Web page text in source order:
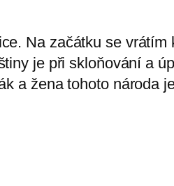
Na začátku se
je při skloňování a
a žena tohoto národa